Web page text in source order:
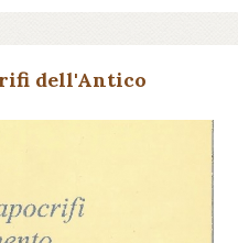
dell'Antico